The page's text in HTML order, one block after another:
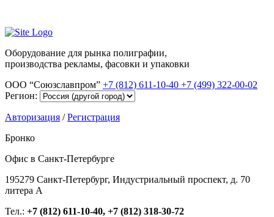
Оборудование для рынка полиграфии,
производства рекламы, фасовки и упаковки
ООО “Союзславпром” +7 (812) 611-10-40 +7 (499) 322-00-02
Регион:
Авторизация /Регистрация
Бронко
Офис в Санкт-Петербурге
195279 Санкт-Петербург, Индустриальный проспект, д. 70
литера А
Тел.: +7 (812) 611-10-40, +7 (812) 318-30-72